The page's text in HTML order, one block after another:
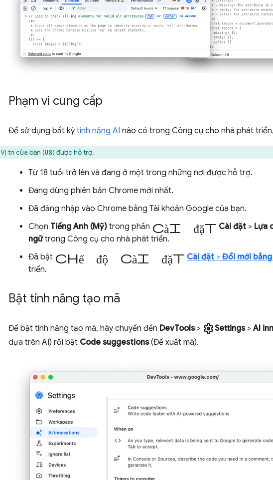
Phạm vi cung cấp
Để sử dụng bất kỳ tính năng AI nào có trong Công cụ cho nhà phát
Vị trí của bạn (US) được hỗ trợ.
Từ 18 tuổi trở lên và đang ở một trong những nơi được hỗ trợ.
Đang dùng phiên bản Chrome mới nhất.
Đã đăng nhập vào Chrome bằng Tài khoản Google của bạn.
Chọn Tiếng Anh (Mỹ) trong phần cài đặt Cài đặt > Lựa
ngữtrong Công cụ cho nhà phát triển.
Đã bật chế độ cài đặt Cài đặt > Đổi mới bằng
triển.
Bật tính năng tạo mã
Để bật tính năng tạo mã, hãy chuyển đến DevTools> settingsSettings>AI
dựa trên AI) rồi bật Code suggestions(Đề xuất mã).